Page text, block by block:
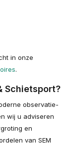
in onze
.
Schietsport?
observatie-
wij u adviseren
en
van SEM